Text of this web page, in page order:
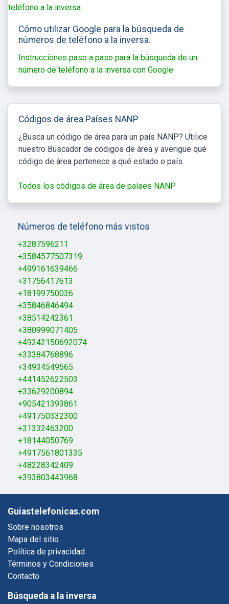
Cómo utilizar Google para la búsqueda de
números de teléfono a la inversa.
Instrucciones paso a paso para la búsqueda de un
número de teléfono a la inversa con Google
Códigos de área Países NANP
¿Busca un código de área para un país NANP? Utilice
nuestro Buscador de códigos de área y averigüe qué
código de área pertenece a qué estado o país.
Todos los códigos de área de países NANP
Números de teléfono más vistos
+3287596211
+3584577507319
+499161639466
+31756417613
+18199750036
+35846846494
+38514242361
+380999071405
+49242150692074
+33384768896
+34934549565
+441452622503
+33629200894
+905421393861
+491750332300
+31332463200
+18144050769
+4917561801335
+48228342409
+393803443968
Guiastelefonicas.com
Sobre nosotros
Mapa del sitio
Política de privacidad
Términos y Condiciones
Contacto
Búsqueda a la inversa